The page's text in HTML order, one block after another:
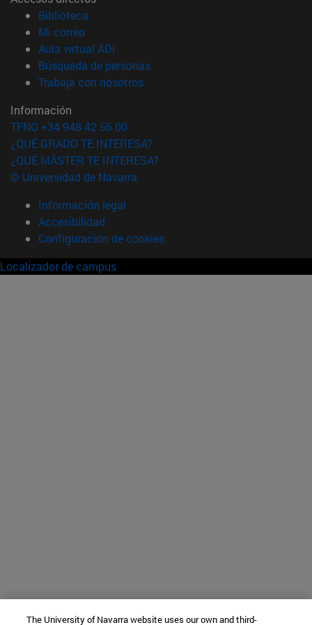
Biblioteca
Mi correo(abre en nueva ventana)
Aula virtual ADI
Búsqueda de personas(abre en nueva ventana)
Trabaja con nosotros(abre en nueva ventana)
Información
TFNO +34 948 42 56 00
¿QUÉ GRADO TE INTERESA?
¿QUÉ MÁSTER TE INTERESA?
© Universidad de Navarra
Información legal
Accesibilidad
Configuración de cookies
Localizador de campus
The University of Navarra website uses our own and third-